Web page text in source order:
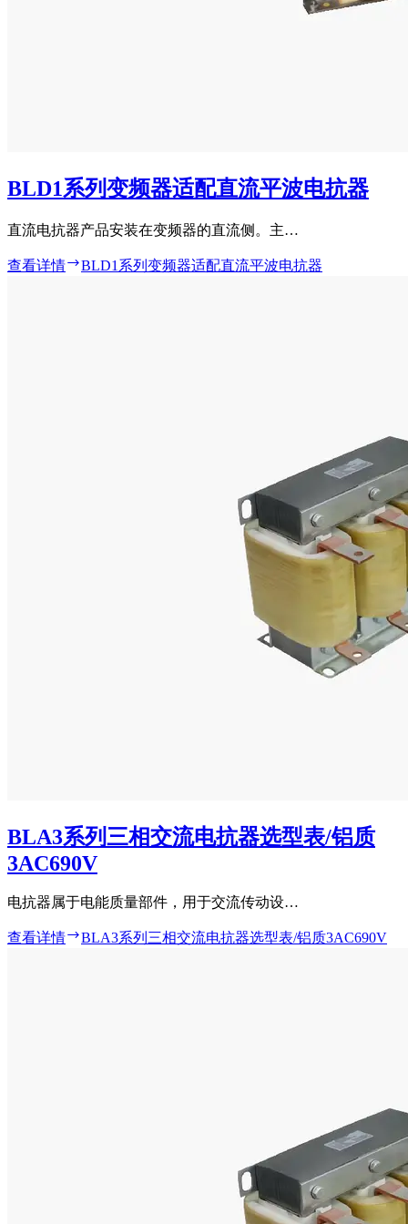
BLD1系列变频器适配直流平波电抗器
直流电抗器产品安装在变频器的直流侧。主…
查看详情 BLD1系列变频器适配直流平波电抗器
BLA3系列三相交流电抗器选型表/铝质
3AC690V
电抗器属于电能质量部件，用于交流传动设…
查看详情 BLA3系列三相交流电抗器选型表/铝质3AC690V